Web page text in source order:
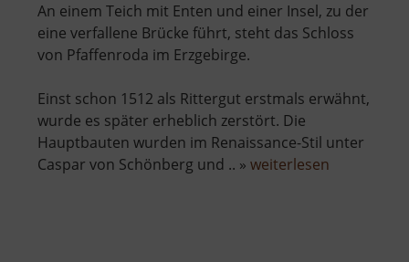
An einem Teich mit Enten und einer Insel, zu der
eine verfallene Brücke führt, steht das Schloss
von Pfaffenroda im Erzgebirge.
Einst schon 1512 als Rittergut erstmals erwähnt,
wurde es später erheblich zerstört. Die
Hauptbauten wurden im Renaissance-Stil unter
Caspar von Schönberg und .. » weiterlesen